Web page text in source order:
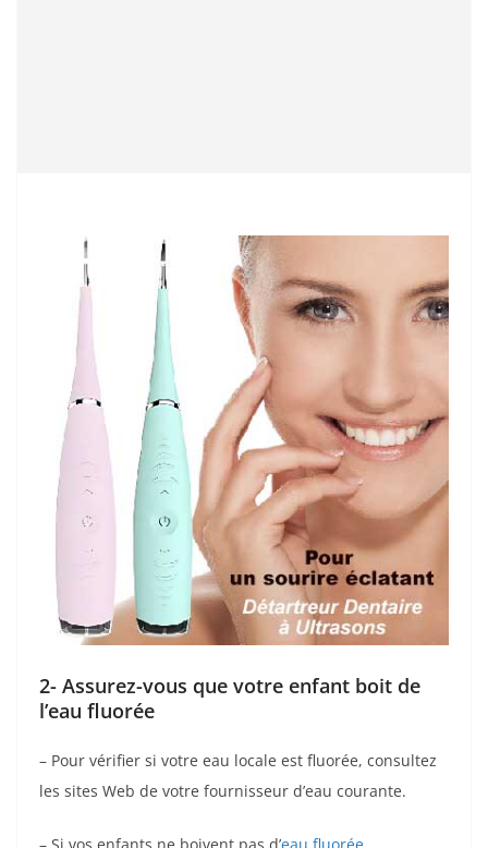
2- Assurez-vous que votre enfant boit de
l’eau fluorée
– Pour vérifier si votre eau locale est fluorée, consultez
les sites Web de votre fournisseur d’eau courante.